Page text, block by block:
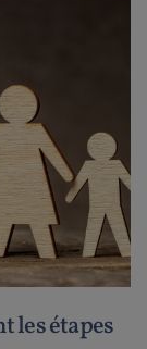
les étapes